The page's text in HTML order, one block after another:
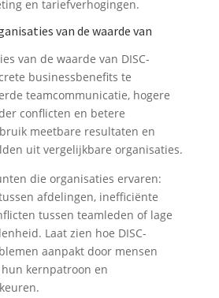
en tariefverhogingen.
van de waarde van
van de waarde van DISC-
businessbenefits te
teamcommunicatie, hogere
conflicten en betere
meetbare resultaten en
uit vergelijkbare organisaties.
die organisaties ervaren:
afdelingen, inefficiënte
tussen teamleden of lage
Laat zien hoe DISC-
aanpakt door mensen
kernpatroon en